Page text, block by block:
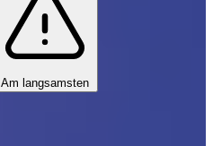
Am langsamsten